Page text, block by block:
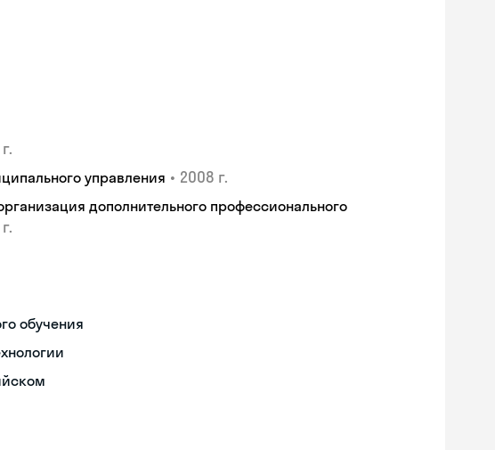
управления • 2008 г.
дополнительного профессионального
обучения